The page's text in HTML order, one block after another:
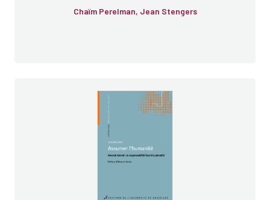
Chaïm Perelman, Jean Stengers
Condition de l'homme moderne